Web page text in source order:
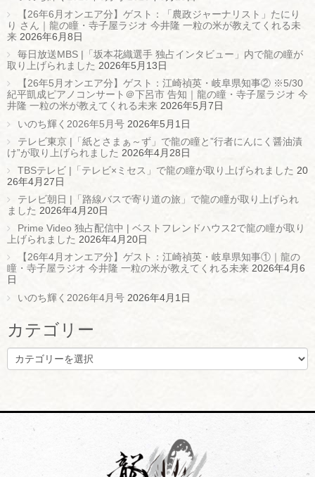
【26年6月オンエア分】ゲスト：「農政ジャーナリスト」たにり
り さん｜龍の瞳・寺子屋ラジオ 今井隆 一粒の米が教えてくれる未
来 2026年6月8日
毎日放送MBS |「坂本花織選手 独占インタビュー」内で龍の瞳が
取り上げられました 2026年5月13日
【26年5月オンエア分】ゲスト：江崎禎英・岐阜県知事② ※5/30
紀平凱成ピアノコンサート＠下呂市 告知｜龍の瞳・寺子屋ラジオ 今
井隆 一粒の米が教えてくれる未来 2026年5月7日
いのち輝く2026年5月号 2026年5月1日
テレビ東京 |「紙とさまぁ～ず」で龍の瞳と”行者にんにく醤油漬
け”が取り上げられました 2026年4月28日
TBSテレビ |「テレビ×ミセス」で龍の瞳が取り上げられました 20
26年4月27日
テレビ朝日 |「路線バスで寄り道の旅」で龍の瞳が取り上げられ
ました 2026年4月20日
Prime Video 独占配信中 | ベストフレンドハウス2で龍の瞳が取り
上げられました 2026年4月20日
【26年4月オンエア分】ゲスト：江崎禎英・岐阜県知事①｜龍の
瞳・寺子屋ラジオ 今井隆 一粒の米が教えてくれる未来 2026年4月6
日
いのち輝く2026年4月号 2026年4月1日
カテゴリー
カ
テ